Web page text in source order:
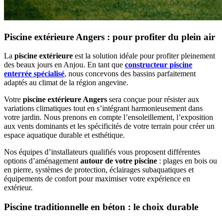
Piscine extérieure Angers : pour profiter du plein air
La piscine extérieure est la solution idéale pour profiter pleinement
des beaux jours en Anjou. En tant que constructeur piscine
enterrée spécialisé, nous concevons des bassins parfaitement
adaptés au climat de la région angevine.
Votre piscine extérieure Angers sera conçue pour résister aux
variations climatiques tout en s’intégrant harmonieusement dans
votre jardin. Nous prenons en compte l’ensoleillement, l’exposition
aux vents dominants et les spécificités de votre terrain pour créer un
espace aquatique durable et esthétique.
Nos équipes d’installateurs qualifiés vous proposent différentes
options d’aménagement autour de votre piscine : plages en bois ou
en pierre, systèmes de protection, éclairages subaquatiques et
équipements de confort pour maximiser votre expérience en
extérieur.
Piscine traditionnelle en béton : le choix durable